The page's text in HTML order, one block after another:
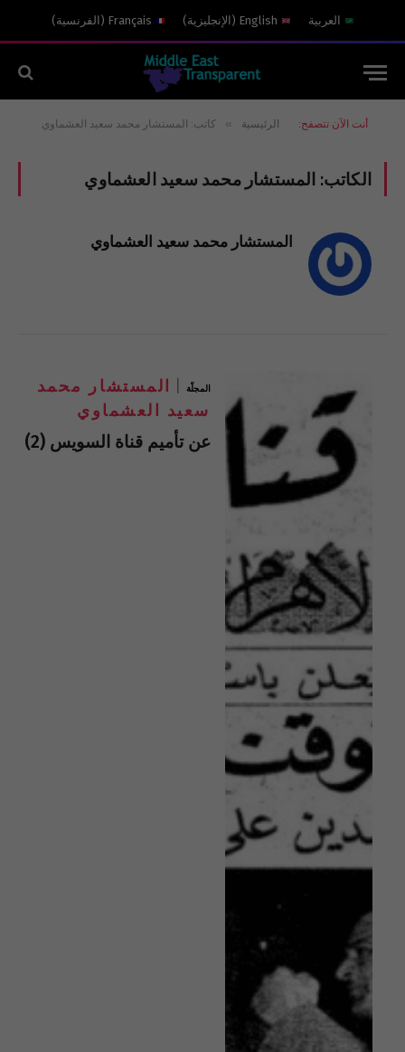
العربية English
( الإنجليزية)
Français
( الفرنسية)
أنت الآن تتصفح: الرئيسية » كاتب: المستشار محمد سعيد العشماوي
الكاتب: المستشار محمد سعيد العشماوي
المستشار محمد سعيد العشماوي
المجلّة
المستشار محمد
سعيد العشماوي
عن تأميم قناة السويس (2)